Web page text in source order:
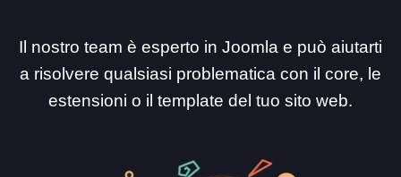
Il nostro team è esperto in Joomla e può aiutarti
a risolvere qualsiasi problematica con il core, le
estensioni o il template del tuo sito web.